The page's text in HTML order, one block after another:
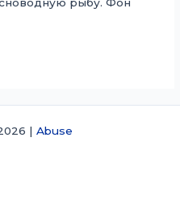
| Abuse